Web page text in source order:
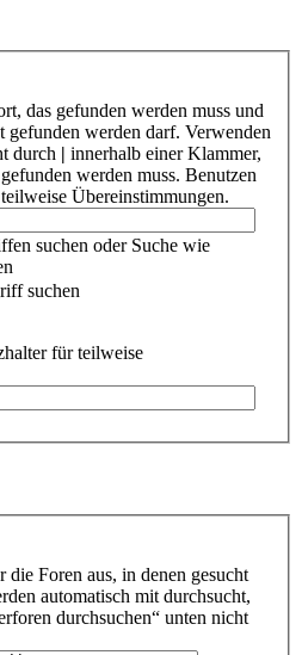
das gefunden werden muss und
gefunden werden darf. Verwenden
durch | innerhalb einer Klammer,
werden muss. Benutzen
Übereinstimmungen.
suchen oder Suche wie
suchen
für teilweise
die Foren aus, in denen gesucht
automatisch mit durchsucht,
durchsuchen“ unten nicht